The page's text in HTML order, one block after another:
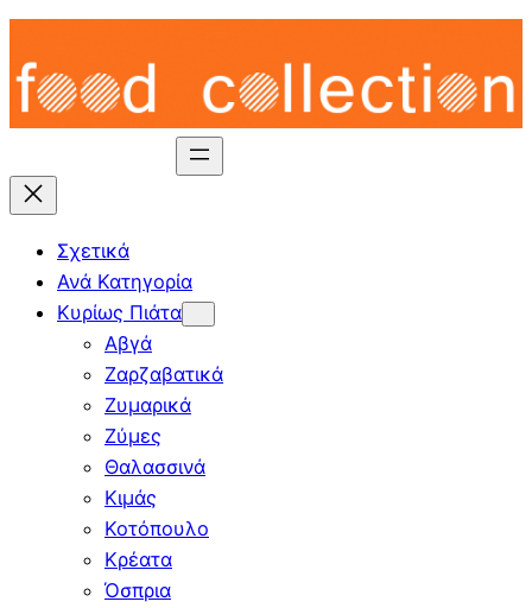
Skip
content
Σχετικά
Ανά Κατηγορία
Κυρίως Πιάτα
Αβγά
Ζαρζαβατικά
Ζυμαρικά
Ζύμες
Θαλασσινά
Κιμάς
Κοτόπουλο
Κρέατα
Όσπρια